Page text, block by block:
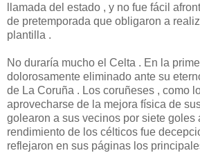
llamada del estado , y no fue fácil
de pretemporada que obligaron a
plantilla .
No duraría mucho el Celta . En la
dolorosamente eliminado ante su
de La Coruña . Los coruñeses , como
aprovecharse de la mejora física de
golearon a sus vecinos por siete goles
rendimiento de los célticos fue
reflejaron en sus páginas los